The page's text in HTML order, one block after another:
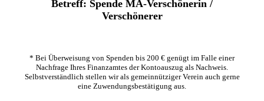
Betreff: Spende MA-Verschönerin /
Verschönerer
* Bei Überweisung von Spenden bis 200 € genügt im Falle einer
Nachfrage Ihres Finanzamtes der Kontoauszug als Nachweis.
Selbstverständlich stellen wir als gemeinnütziger Verein auch gerne
eine Zuwendungsbestätigung aus.